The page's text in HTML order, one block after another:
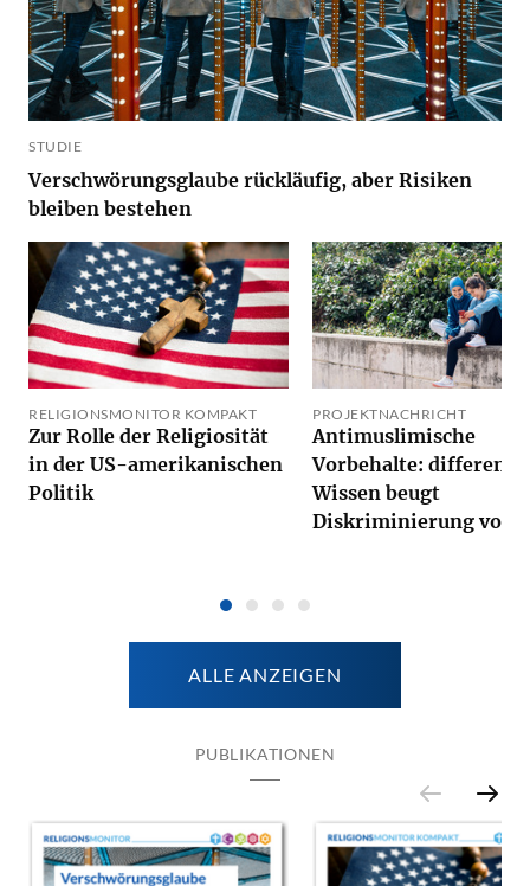
STUDIE
Verschwörungsglaube rückläufig, aber Risiken
bleiben bestehen
RELIGIONSMONITOR KOMPAKT
Zur Rolle der Religiosität
in der US-amerikanischen
Politik
PROJEKTNACHRICHT
Antimuslimische
Vorbehalte:
Wissen beugt
Diskriminierung vor
ALLE ANZEIGEN
PUBLIKATIONEN